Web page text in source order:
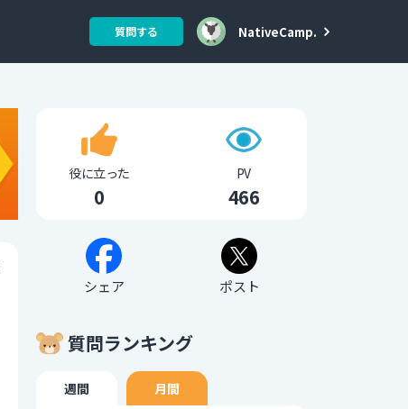
質問する NativeCamp.
役に立った
0
PV
466
シェア ポスト
質問ランキング
週間 月間